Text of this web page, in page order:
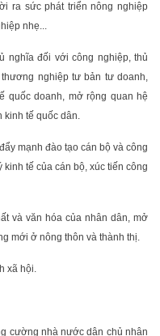
ra sức phát triển nông nghiệp
nhẹ...
nghĩa đối với công nghiệp, thủ
nghiệp tư bản tư doanh,
quốc doanh, mở rộng quan hệ
kinh tế quốc dân.
mạnh đào tạo cán bộ và công
tế của cán bộ, xúc tiến công
và văn hóa của nhân dân, mở
mới ở nông thôn và thành thị.
xã hội.
cường nhà nước dân chủ nhân